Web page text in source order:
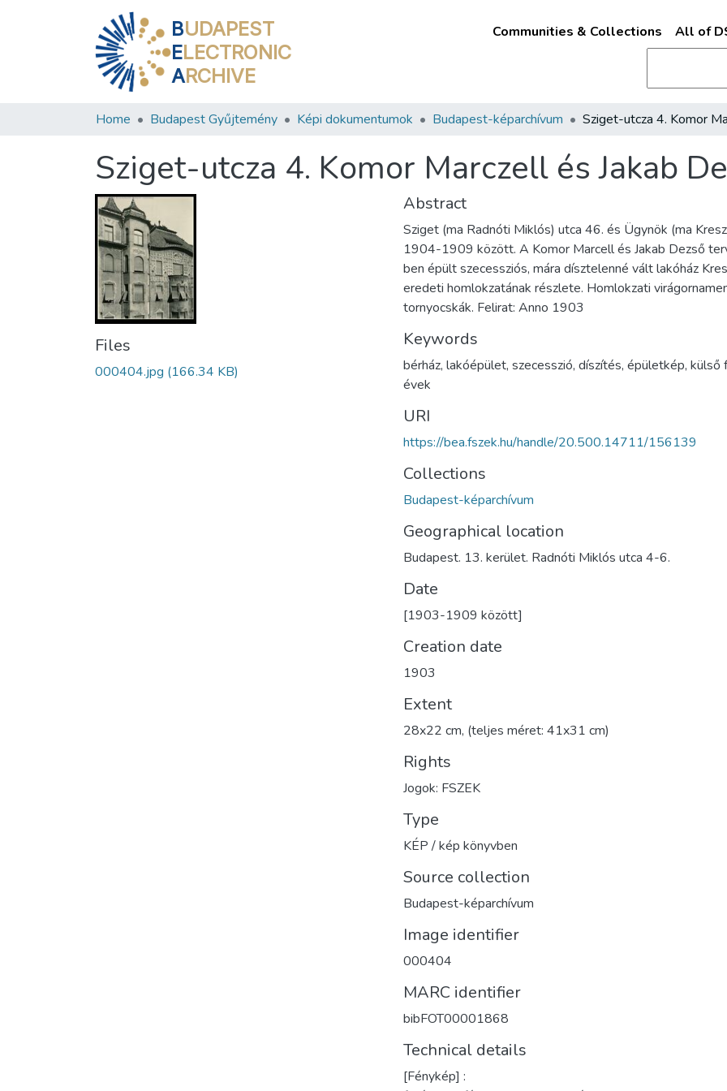
BUDAPEST
ELECTRONIC
ARCHIVE
Communities & Collections All of
Home Budapest Gyűjtemény Képi dokumentumok Budapest-képarchívum
Sziget-utcza 4. Komor Marczell és Jakab
Files
000404.jpg (166.34 KB)
Abstract
Sziget (ma Radnóti Miklós) utca 46. és Ügynök (ma
1904-1909 között. A Komor Marcell és Jakab Dezső
ben épült szecessziós, mára dísztelenné vált lakóház
eredeti homlokzatának részlete. Homlokzati
tornyocskák. Felirat: Anno 1903
Keywords
bérház, lakóépület, szecesszió, díszítés, épületkép, külső
évek
URI
https://bea.fszek.hu/handle/20.500.14711/156139
Collections
Budapest-képarchívum
Geographical location
Budapest. 13. kerület. Radnóti Miklós utca 4-6.
Date
[1903-1909 között]
Creation date
1903
Extent
28x22 cm, (teljes méret: 41x31 cm)
Rights
Jogok: FSZEK
Type
KÉP / kép könyvben
Source collection
Budapest-képarchívum
Image identifier
000404
MARC identifier
bibFOT00001868
Technical details
[Fénykép] :